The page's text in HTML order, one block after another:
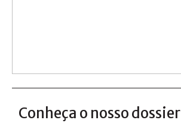
Conheça o nosso dossier